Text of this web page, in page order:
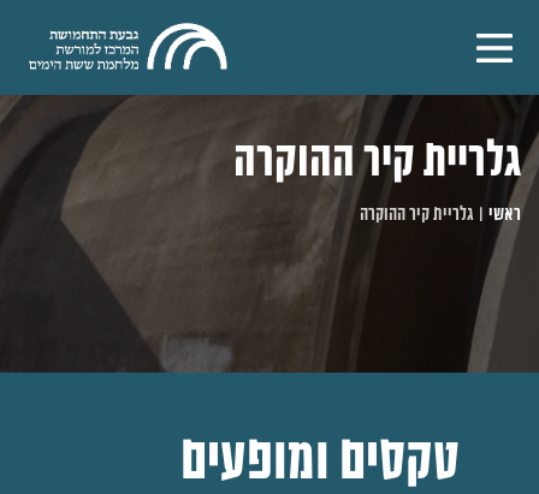
גלריית קיר ההוקרה
ראשי | גלריית קיר ההוקרה
טקסים ומופעים